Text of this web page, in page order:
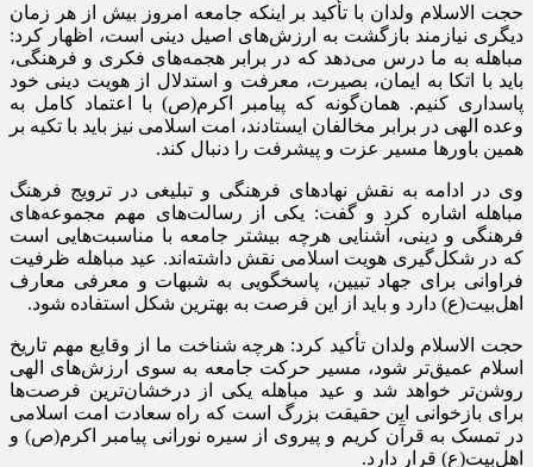
حجت الاسلام ولدان با تأکید بر اینکه جامعه امروز بیش از هر زمان
دیگری نیازمند بازگشت به ارزش‌های اصیل دینی است، اظهار کرد:
مباهله به ما درس می‌دهد که در برابر هجمه‌های فکری و فرهنگی،
باید با اتکا به ایمان، بصیرت، معرفت و استدلال از هویت دینی خود
پاسداری کنیم. همان‌گونه که پیامبر اکرم(ص) با اعتماد کامل به
وعده الهی در برابر مخالفان ایستادند، امت اسلامی نیز باید با تکیه بر
همین باورها مسیر عزت و پیشرفت را دنبال کند.
وی در ادامه به نقش نهادهای فرهنگی و تبلیغی در ترویج فرهنگ
مباهله اشاره کرد و گفت: یکی از رسالت‌های مهم مجموعه‌های
فرهنگی و دینی، آشنایی هرچه بیشتر جامعه با مناسبت‌هایی است
که در شکل‌گیری هویت اسلامی نقش داشته‌اند. عید مباهله ظرفیت
فراوانی برای جهاد تبیین، پاسخگویی به شبهات و معرفی معارف
اهل‌بیت(ع) دارد و باید از این فرصت به بهترین شکل استفاده شود.
حجت الاسلام ولدان تأکید کرد: هرچه شناخت ما از وقایع مهم تاریخ
اسلام عمیق‌تر شود، مسیر حرکت جامعه به سوی ارزش‌های الهی
روشن‌تر خواهد شد و عید مباهله یکی از درخشان‌ترین فرصت‌ها
برای بازخوانی این حقیقت بزرگ است که راه سعادت امت اسلامی
در تمسک به قرآن کریم و پیروی از سیره نورانی پیامبر اکرم(ص) و
اهل‌بیت(ع) قرار دارد.